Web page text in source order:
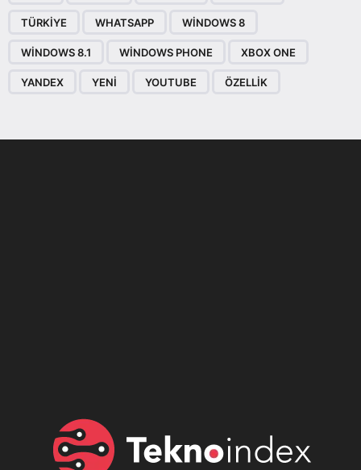
TÜRKIYE WHATSAPP WINDOWS 8
WINDOWS 8.1 WINDOWS PHONE XBOX ONE
YANDEX YENI YOUTUBE ÖZELLIK